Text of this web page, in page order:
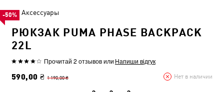
Аксессуары
РЮКЗАК PUMA PHASE BACKPACK
22L
Прочитай 2 отзывовили Напиши відгук
590,00 ₴ 1 190,00 ₴ Нет в наличии
-50%